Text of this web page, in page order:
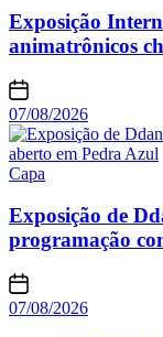
Exposição
animatrônicos
07/08/2026
Capa
Exposição de
programação
07/08/2026